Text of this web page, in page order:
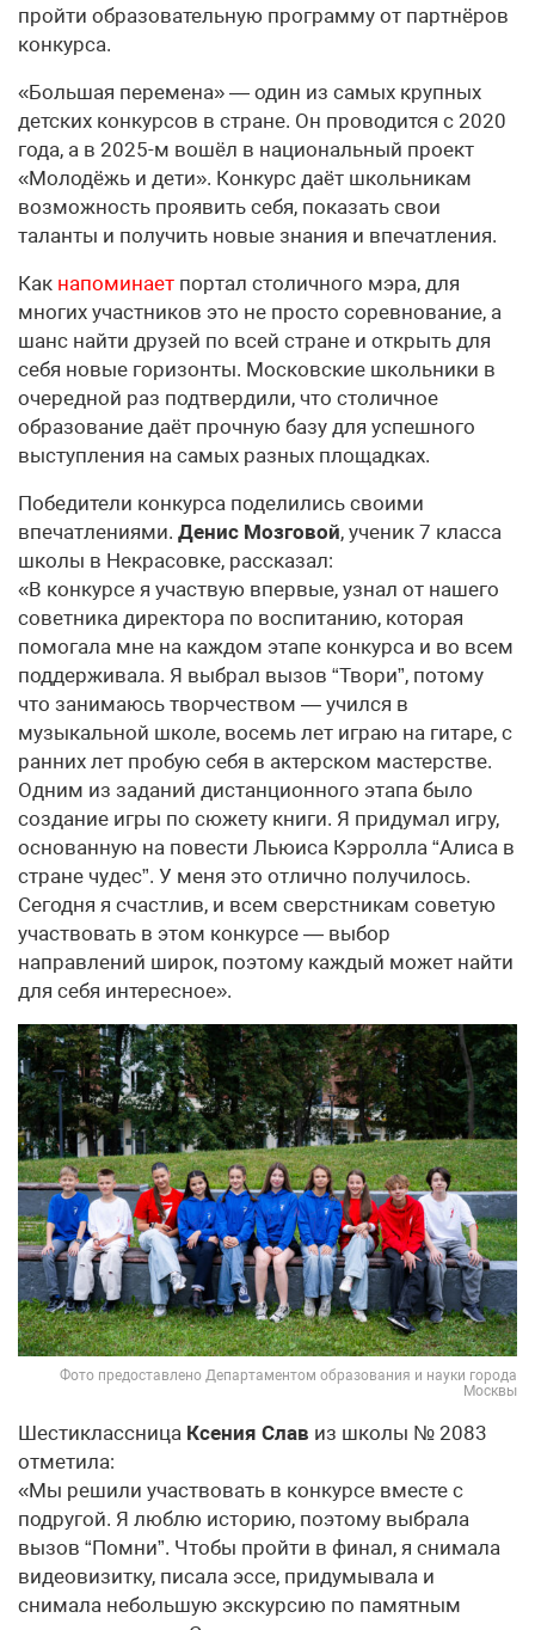
пройти образовательную программу от партнёров
конкурса.
«Большая перемена» — один из самых крупных
детских конкурсов в стране. Он проводится с 2020
года, а в 2025-м вошёл в национальный проект
«Молодёжь и дети». Конкурс даёт школьникам
возможность проявить себя, показать свои
таланты и получить новые знания и впечатления.
Как напоминает портал столичного мэра, для
многих участников это не просто соревнование, а
шанс найти друзей по всей стране и открыть для
себя новые горизонты. Московские школьники в
очередной раз подтвердили, что столичное
образование даёт прочную базу для успешного
выступления на самых разных площадках.
Победители конкурса поделились своими
впечатлениями. Денис Мозговой, ученик 7 класса
школы в Некрасовке, рассказал:
«В конкурсе я участвую впервые, узнал от нашего
советника директора по воспитанию, которая
помогала мне на каждом этапе конкурса и во всем
поддерживала. Я выбрал вызов “Твори”, потому
что занимаюсь творчеством — учился в
музыкальной школе, восемь лет играю на гитаре, с
ранних лет пробую себя в актерском мастерстве.
Одним из заданий дистанционного этапа было
создание игры по сюжету книги. Я придумал игру,
основанную на повести Льюиса Кэрролла “Алиса в
стране чудес”. У меня это отлично получилось.
Сегодня я счастлив, и всем сверстникам советую
участвовать в этом конкурсе — выбор
направлений широк, поэтому каждый может найти
для себя интересное».
Фото предоставлено Департаментом образования и науки города
Москвы
Шестиклассница Ксения Слав из школы № 2083
отметила:
«Мы решили участвовать в конкурсе вместе с
подругой. Я люблю историю, поэтому выбрала
вызов “Помни”. Чтобы пройти в финал, я снимала
видеовизитку, писала эссе, придумывала и
снимала небольшую экскурсию по памятным